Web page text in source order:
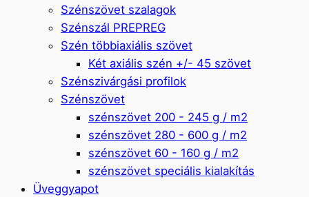
Szénszövet szalagok
Szénszál PREPREG
Szén többiaxiális szövet
Két axiális szén +/- 45 szövet
Szénszivárgási profilok
Szénszövet
szénszövet 200 - 245 g / m2
szénszövet 280 - 600 g / m2
szénszövet 60 - 160 g / m2
szénszövet speciális kialakítás
Üveggyapot